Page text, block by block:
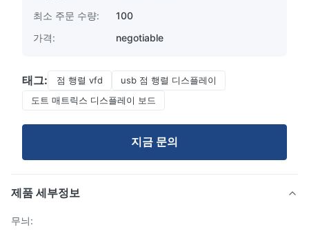
최소 주문 수량:
100
가격:
negotiable
태그: 점 행렬 vfd
usb 점 행렬 디스플레이
도트 매트릭스 디스플레이 보드
지금 문의
제품 세부정보
무늬: